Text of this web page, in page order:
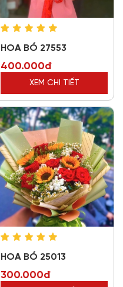
HOA BÓ 27553
400.000đ
XEM CHI TIẾT
HOA BÓ 25013
300.000đ